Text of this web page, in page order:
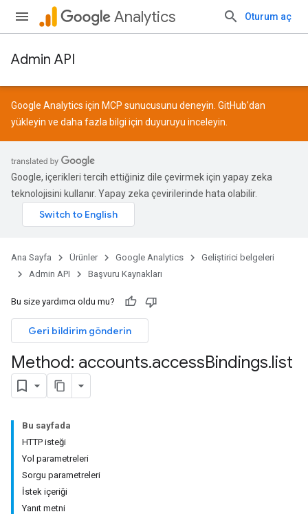
Analytics Oturum aç
Admin API
Google Analytics için MCP sunucusunu deneyin. GitHub'dan
yükleyin ve daha fazla bilgi için duyuruyu inceleyin.
Google, içerikleri tercih ettiğiniz dile çevirmek için yapay zeka
teknolojisini kullanır. Yapay zeka çevirilerinde hata olabilir.
Ana Sayfa Ürünler Google Analytics
Geliştirici belgeleri
Admin API
Başvuru Kaynakları
Bu size yardımcı oldu mu?
Geri bildirim gönderin
Method: accounts.accessBindings.list
Bu sayfada
HTTP isteği
Yol parametreleri
Sorgu parametreleri
İstek içeriği
Yanıt metni